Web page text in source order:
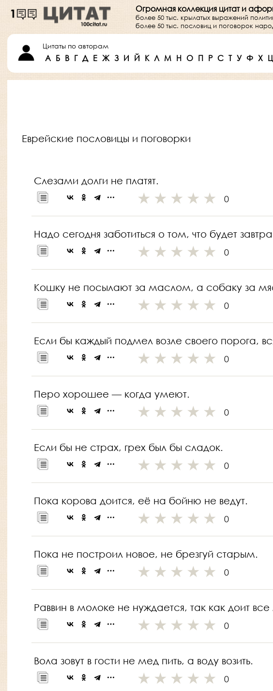
Огромная коллекция цитат и
более 50 тыс. крылатых выражений
более 50 тыс. пословиц и поговорок
Цитаты по авторам
А Б В Г Д Е Ж З И Й К Л М Н О П Р С Т У Ф Х Ц
Еврейские пословицы и поговорки
Слезами долги не платят.
0
Надо сегодня заботиться о том, что будет
0
Кошку не посылают за маслом, а собаку за
0
Если бы каждый подмел возле своего порога,
0
Перо хорошее — когда умеют.
0
Если бы не страх, грех был бы сладок.
0
Пока корова доится, её на бойню не ведут.
0
Пока не построил новое, не брезгуй старым.
0
Раввин в молоке не нуждается, так как доит
0
Вола зовут в гости не мед пить, а воду возить.
0